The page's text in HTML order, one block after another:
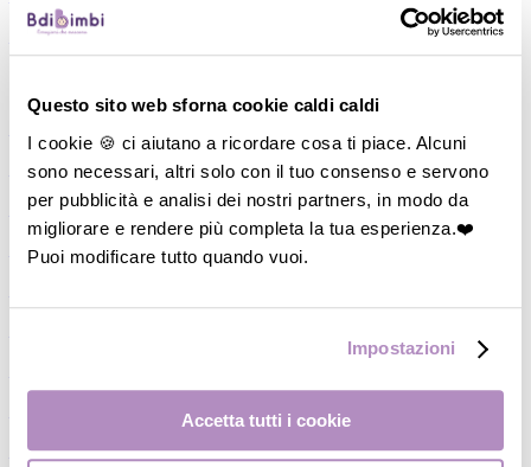
Questo sito web sforna cookie caldi caldi
I cookie 🍪 ci aiutano a ricordare cosa ti piace. Alcuni
sono necessari, altri solo con il tuo consenso e servono
per pubblicità e analisi dei nostri partners, in modo da
migliorare e rendere più completa la tua esperienza.❤️
Puoi modificare tutto quando vuoi.
Impostazioni
Accetta tutti i cookie
Aspiratori nasali manuali
―
Cuscini allattamento
―Biberon
―
Tettarelle
―Succhietti
Conservalatte Materno
―Massaggiagengive